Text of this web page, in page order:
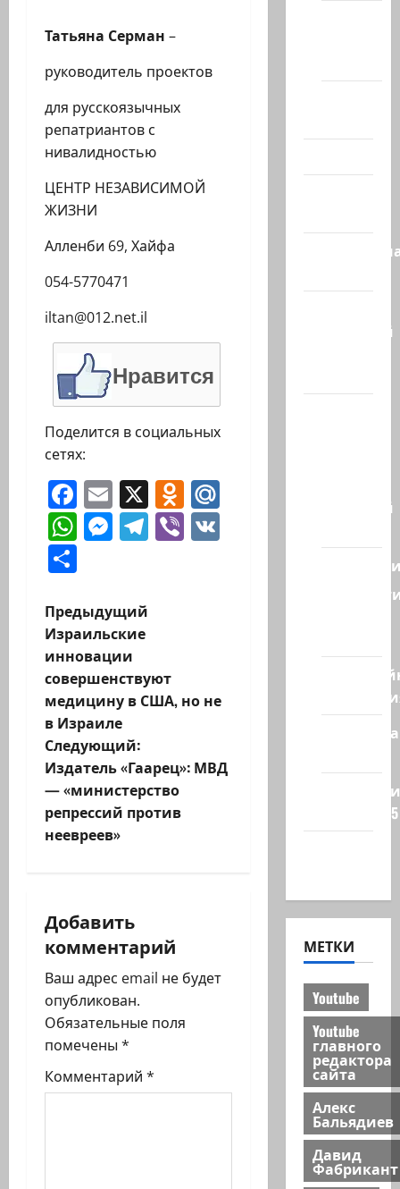
Татьяна Серман –
руководитель проектов
для русскоязычных
репатриантов с
нивалидностью
ЦЕНТР НЕЗАВИСИМОЙ
ЖИЗНИ
Алленби 69, Хайфа
054-5770471
iltan@012.net.il
Нравится
Поделится в социальных
сетях:
Facebook
Email
X Odnoklassniki
WhatsApp
Messenger
Telegram
Viber
Н
а
в
и
г
а
ц
я
з
а
п
и
с
Предыдущий
Израильские
инновации
совершенствуют
медицину в США, но не
в Израиле
Следующий:
Издатель «Гаарец»: МВД
— «министерство
репрессий против
неевреев»
Добавить
комментарий
Ваш адрес email не будет
опубликован.
Обязательные поля
помечены *
Комментарий *
Котлярский
Ближний
Полемика
сайта 2025
МЕТКИ
Youtube
Youtube
главного
редактора
сайта
Алекс
Бальядиев
Давид
Фабрикант